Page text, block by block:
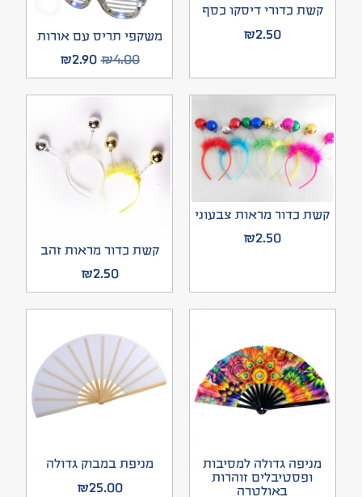
קשת כדורי דיסקו כסף
₪2.50 משקפי תריס עם אורות
₪4.00
₪2.90
קשת כדור מראות צבעוני
₪2.50
קשת כדור מראות זהב
₪2.50
מניפה גדולה למסיבות
ופסטיבלים זוהרות
באולטרה
מניפת במבוק גדולה
₪25.00